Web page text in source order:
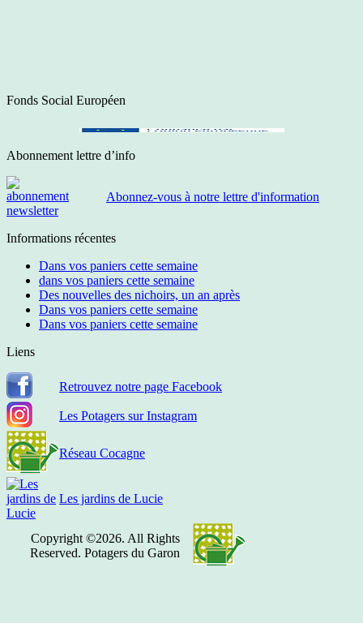
Fonds Social Européen
Abonnement lettre d’info
Abonnez-vous à notre lettre d'information
Informations récentes
Dans vos paniers cette semaine
dans vos paniers cette semaine
Des nouvelles des nichoirs, un an après
Dans vos paniers cette semaine
Dans vos paniers cette semaine
Liens
Retrouvez notre page Facebook
Les Potagers sur Instagram
Réseau Cocagne
Les jardins de Lucie
Copyright ©2026. All Rights
Reserved. Potagers du Garon